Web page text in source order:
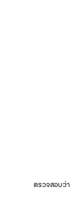
ตรวจสอบว่